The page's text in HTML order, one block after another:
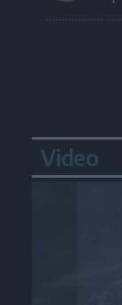
Video